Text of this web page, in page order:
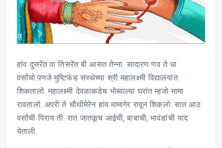
हांव दुसरेंत वा तिसरेंत बी आसत तेन्ना. सादारण णव ते धा
वर्सांचो.पणजे मुष्टिफंड संस्थेच्या श्री महालक्ष्मी विद्यालयांत
शिकतालो. महालक्ष्मी देवळाकडेच भोब्याल्या घरांत म्हजो मामा
रावतालो. अपरी ते चौथीमेरेन हांव मामागेर रावून शिकलो. सात आठ
वर्सांची पिराय ती. रात जातकूच आईची, बाबाची, भावंडांची याद
येताली.